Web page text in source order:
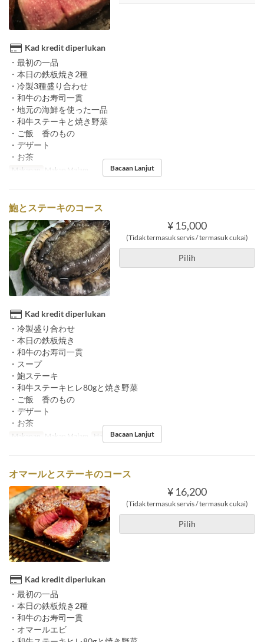
Kad kredit diperlukan
・最初の一品
・本日の鉄板焼き2種
・冷製3種盛り合わせ
・和牛のお寿司一貫
・地元の海鮮を使った一品
・和牛ステーキと焼き野菜
・ご飯 香のもの
・デザート
・お茶
Makanan Makan Malam Bacaan Lanjut
鮑とステーキのコース
¥ 15,000
(Tidak termasuk servis / termasuk cukai)
Pilih
Kad kredit diperlukan
・冷製盛り合わせ
・本日の鉄板焼き
・和牛のお寿司一貫
・スープ
・鮑ステーキ
・和牛ステーキヒレ80gと焼き野菜
・ご飯 香のもの
・デザート
・お茶
Makanan Makan Malam Had Pesanan 2 ~
Bacaan Lanjut
オマールとステーキのコース
¥ 16,200
(Tidak termasuk servis / termasuk cukai)
Pilih
Kad kredit diperlukan
・最初の一品
・本日の鉄板焼き2種
・和牛のお寿司一貫
・オマールエビ